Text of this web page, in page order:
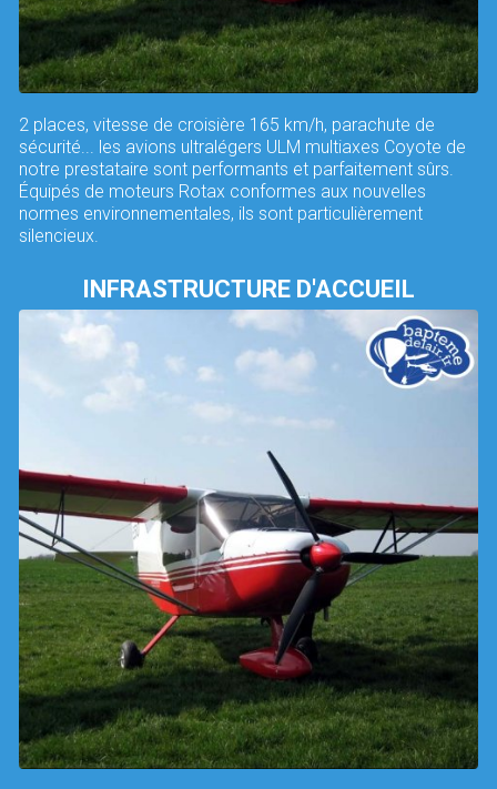
2 places, vitesse de croisière 165 km/h, parachute de
sécurité... les avions ultralégers ULM multiaxes Coyote de
notre prestataire sont performants et parfaitement sûrs.
Équipés de moteurs Rotax conformes aux nouvelles
normes environnementales, ils sont particulièrement
silencieux.
INFRASTRUCTURE D'ACCUEIL